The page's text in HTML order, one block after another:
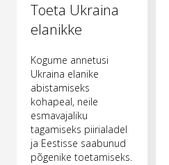
Toeta Ukraina
elanikke
Kogume annetusi
Ukraina elanike
abistamiseks
kohapeal, neile
esmavajaliku
tagamiseks piirialadel
ja Eestisse saabunud
põgenike toetamiseks.